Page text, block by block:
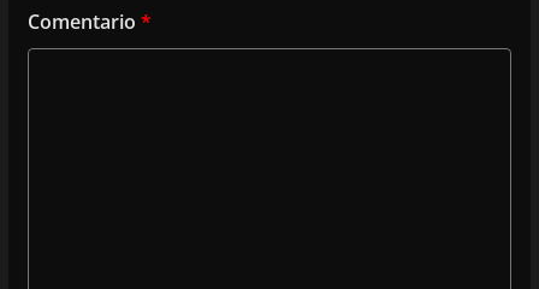
Comentario *